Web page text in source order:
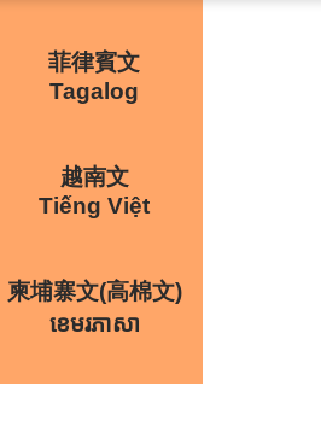
菲律賓文
Tagalog
越南文
Tiếng Việt
柬埔寨文(高棉文)
ខេមរភាសា